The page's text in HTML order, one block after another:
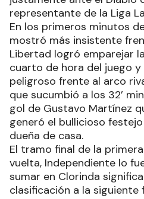
representante de la Liga
En los primeros minutos
mostró más insistente
Libertad logró emparejar
cuarto de hora del juego
peligroso frente al arco
que sucumbió a los 32’
gol de Gustavo Martínez
generó el bullicioso
dueña de casa.
El tramo final de la
vuelta, Independiente lo
sumar en Clorinda
clasificación a la siguiente